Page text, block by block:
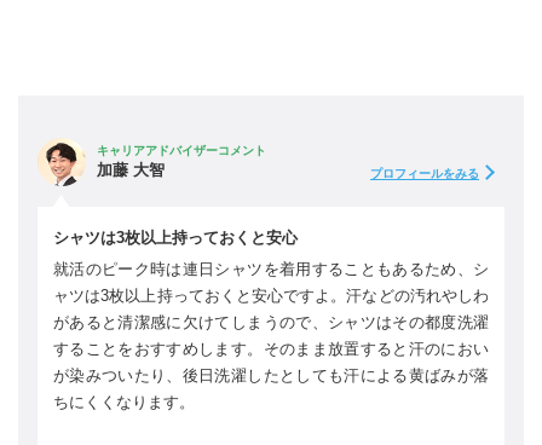
キャリアアドバイザーコメント
加藤 大智 プロフィールをみる
シャツは3枚以上持っておくと安心
就活のピーク時は連日シャツを着用することもあるため、シ
ャツは3枚以上持っておくと安心ですよ。汗などの汚れやしわ
があると清潔感に欠けてしまうので、シャツはその都度洗濯
することをおすすめします。そのまま放置すると汗のにおい
が染みついたり、後日洗濯したとしても汗による黄ばみが落
ちにくくなります。